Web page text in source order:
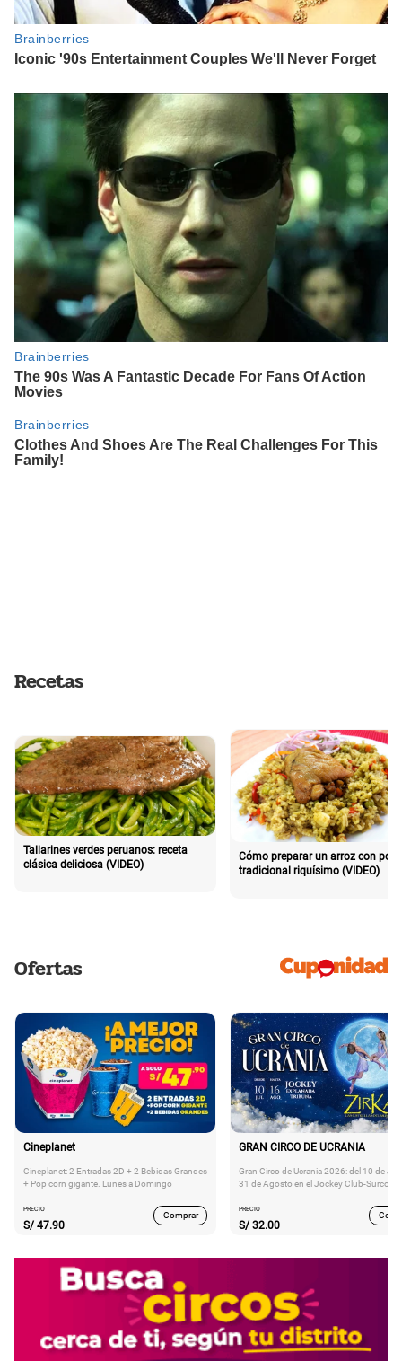
Recetas
Tallarines verdes peruanos: receta
clásica deliciosa (VIDEO)
Cómo preparar un arroz con pollo
tradicional riquísimo (VIDEO)
Ofertas
Cineplanet
Cineplanet: 2 Entradas 2D + 2 Bebidas Grandes
+ Pop corn gigante. Lunes a Domingo
PRECIO
S/ 47.90
Comprar
GRAN CIRCO DE UCRANIA
Gran Circo de Ucrania 2026: del 10 de
31 de Agosto en el Jockey Club-Surco
PRECIO
S/ 32.00